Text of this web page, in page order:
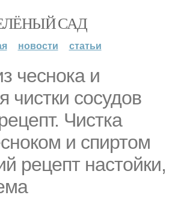
САД
новости статьи
чеснока и
чистки сосудов
Чистка
и спиртом
рецепт настойки,